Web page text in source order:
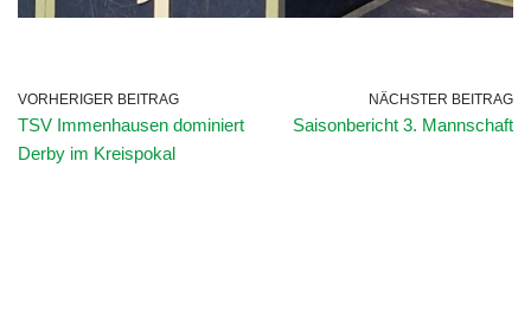
VORHERIGER BEITRAG
TSV Immenhausen dominiert
Derby im Kreispokal
NÄCHSTER BEITRAG
Saisonbericht 3. Mannschaft